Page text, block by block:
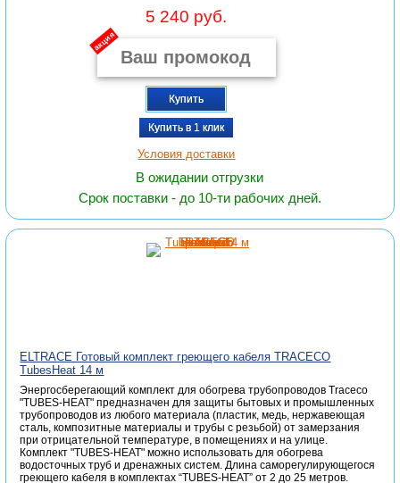
5 240 руб.
акция
Купить
Купить в 1 клик
Условия доставки
В ожидании отгрузки
Срок поставки - до 10-ти рабочих дней.
ELTRACE Готовый комплект греющего кабеля TRACECO
TubesHeat 14 м
Энергосберегающий комплект для обогрева трубопроводов Traceco
"TUBES-HEAT" предназначен для защиты бытовых и промышленных
трубопроводов из любого материала (пластик, медь, нержавеющая
сталь, композитные материалы и трубы с резьбой) от замерзания
при отрицательной температуре, в помещениях и на улице.
Комплект "TUBES-HEAT" можно использовать для обогрева
водосточных труб и дренажных систем. Длина саморегулирующегося
греющего кабеля в комплектах “TUBES-HEAT” от 2 до 25 метров.